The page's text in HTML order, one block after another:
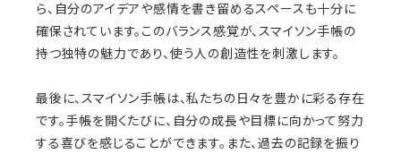
ら、自分のアイデアや感情を書き留めるスペースも十分に
確保されています。このバランス感覚が、スマイソン手帳の
持つ独特の魅力であり、使う人の創造性を刺激します。
最後に、スマイソン手帳は、私たちの日々を豊かに彩る存在
です。手帳を開くたびに、自分の成長や目標に向かって努力
する喜びを感じることができます。また、過去の記録を振り